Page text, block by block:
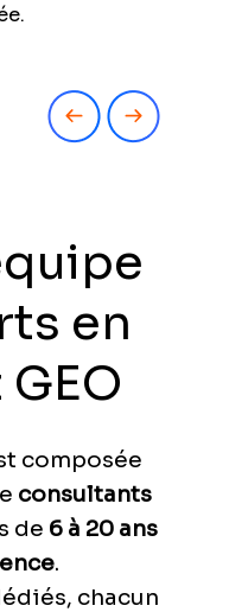
en
composée
consultants
de 6 à 20 ans
.
chacun